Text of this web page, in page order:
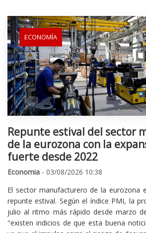
ECONOMÍA
Repunte estival del sector
de la eurozona con la
fuerte desde 2022
Economia - 03/08/2026 10:38
El sector manufacturero de la eurozona
repunte estival. Según el índice PMI, la
julio al ritmo más rápido desde marzo
"existen indicios de que esta buena